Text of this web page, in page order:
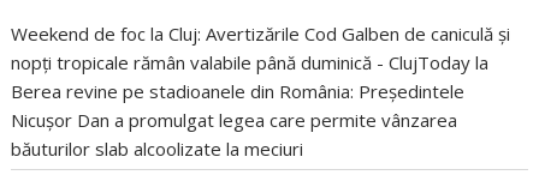
Weekend de foc la Cluj: Avertizările Cod Galben de caniculă și
nopți tropicale rămân valabile până duminică - ClujToday la
Berea revine pe stadioanele din România: Președintele
Nicușor Dan a promulgat legea care permite vânzarea
băuturilor slab alcoolizate la meciuri